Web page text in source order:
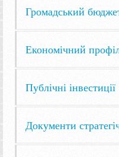
Громадський
Економічний
Публічні інвестиції
Документи